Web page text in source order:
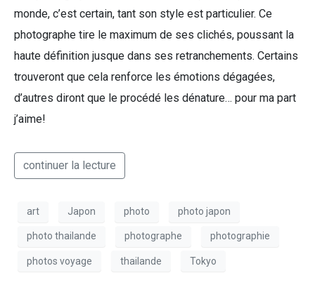
monde, c’est certain, tant son style est particulier. Ce
photographe tire le maximum de ses clichés, poussant la
haute définition jusque dans ses retranchements. Certains
trouveront que cela renforce les émotions dégagées,
d’autres diront que le procédé les dénature… pour ma part
j’aime!
continuer la lecture
art Japon photo photo japon
photo thailande photographe photographie
photos voyage thailande Tokyo